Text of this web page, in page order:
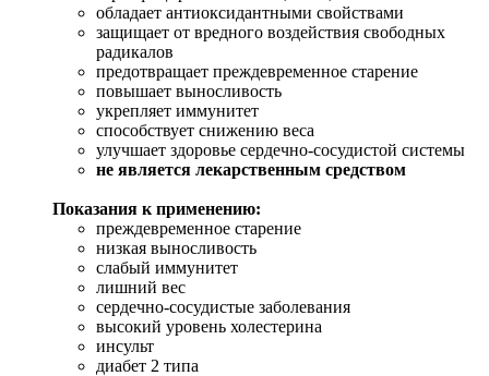
обладает антиоксидантными свойствами
защищает от вредного воздействия свободных
радикалов
предотвращает преждевременное старение
повышает выносливость
укрепляет иммунитет
способствует снижению веса
улучшает здоровье сердечно-сосудистой системы
не является лекарственным средством
Показания к применению:
преждевременное старение
низкая выносливость
слабый иммунитет
лишний вес
сердечно-сосудистые заболевания
высокий уровень холестерина
инсульт
диабет 2 типа